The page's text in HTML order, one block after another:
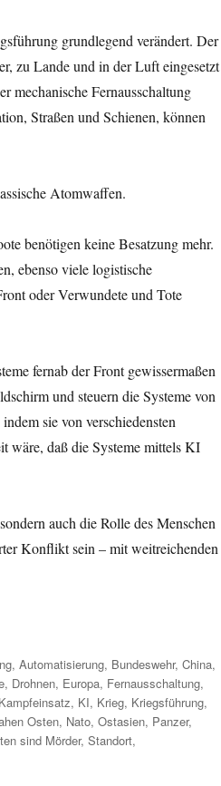
grundlegend verändert. Der
zu Lande und in der Luft eingesetzt
mechanische Fernausschaltung
Straßen und Schienen, können
Atomwaffen.
benötigen keine Besatzung mehr.
ebenso viele logistische
oder Verwundete und Tote
fernab der Front gewissermaßen
und steuern die Systeme von
sie von verschiedensten
wäre, daß die Systeme mittels KI
auch die Rolle des Menschen
Konflikt sein – mit weitreichenden
,Automatisierung, Bundeswehr,China,
, Drohnen, Europa, Fernausschaltung,
Kampfeinsatz, KI, Krieg, Kriegsführung,
Osten, Nato,Ostasien, Panzer,
sind Mörder,Standort,